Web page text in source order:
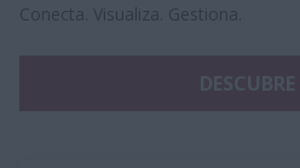
Conecta. Visualiza. Gestiona.